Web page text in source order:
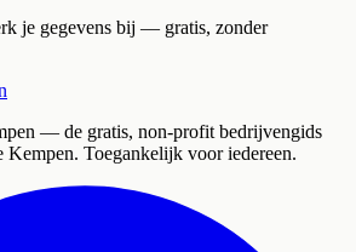
je gegevens bij — gratis, zonder
— de gratis, non-profit bedrijvengids
Kempen. Toegankelijk voor iedereen.